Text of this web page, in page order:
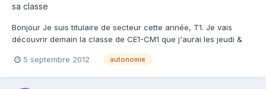
sa classe
Bonjour Je suis titulaire de secteur cette année, T1. Je vais
découvrir demain la classe de CE1-CM1 que j'aurai les jeudi &
évaluations diagnostiques de début d'année demain & vendredi
5 septembre 2012 autonomie